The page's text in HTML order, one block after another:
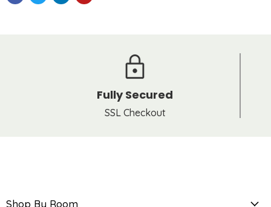
Fully Secured
SSL Checkout
Shop By Room